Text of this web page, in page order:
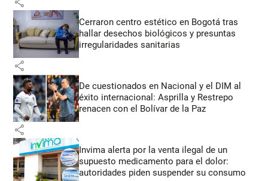
Cerraron centro estético en Bogotá tras
hallar desechos biológicos y presuntas
irregularidades sanitarias
share
De cuestionados en Nacional y el DIM al
éxito internacional: Asprilla y Restrepo
renacen con el Bolívar de la Paz
share
Invima alerta por la venta ilegal de un
supuesto medicamento para el dolor:
autoridades piden suspender su consumo